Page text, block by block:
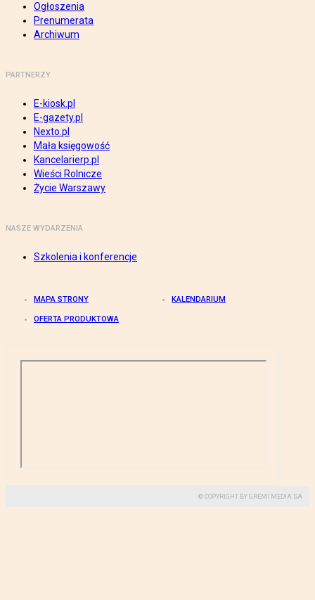
Ogłoszenia
Prenumerata
Archiwum
PARTNERZY
E-kiosk.pl
E-gazety.pl
Nexto.pl
Mała księgowość
Kancelarierp.pl
Wieści Rolnicze
Życie Warszawy
NASZE WYDARZENIA
Szkolenia i konferencje
MAPA STRONY KALENDARIUM
OFERTA PRODUKTOWA
© COPYRIGHT BY GREMI MEDIA SA